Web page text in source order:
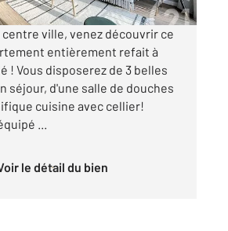
centre ville, venez découvrir ce
entièrement refait à
! Vous disposerez de 3 belles
séjour, d'une salle de douches
cuisine avec cellier!
...
Voir le détail du bien